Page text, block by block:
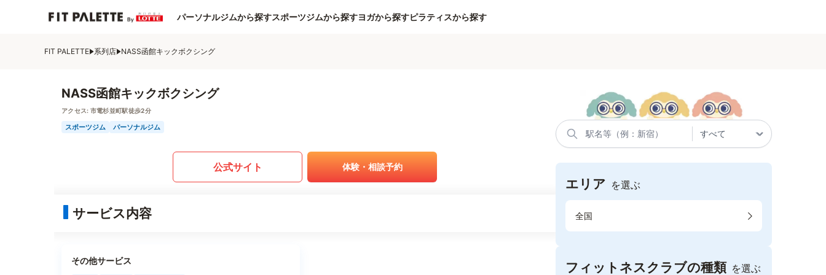
パーソナルジムから探すスポーツジムから探すヨガから探すピラティスから探す
FIT PALETTE 系列店 NASS函館キックボクシング
NASS函館キックボクシング
アクセス: 市電杉並町駅徒歩2分
スポーツジム パーソナルジム
公式サイト 体験・相談予約
サービス内容
その他サービス
エリア を選ぶ
全国
フィットネスクラブの種類 を選ぶ